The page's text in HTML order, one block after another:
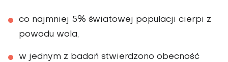
co najmniej 5% światowej populacji cierpi z
powodu wola,
w jednym z badań stwierdzono obecność